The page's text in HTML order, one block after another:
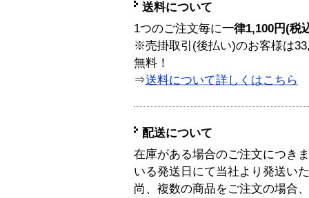
送料について
1つのご注文毎に一律1,100円(税
※売掛取引(後払い)のお客様は
無料！
⇒送料について詳しくはこちら
配送について
在庫がある場合のご注文につき
いる発送日にて当社より発送い
尚、複数の商品をご注文の場合